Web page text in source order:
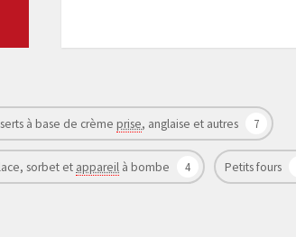
à base de crème prise, anglaise et autres 7
sorbet et appareil à bombe 4 Petits fours